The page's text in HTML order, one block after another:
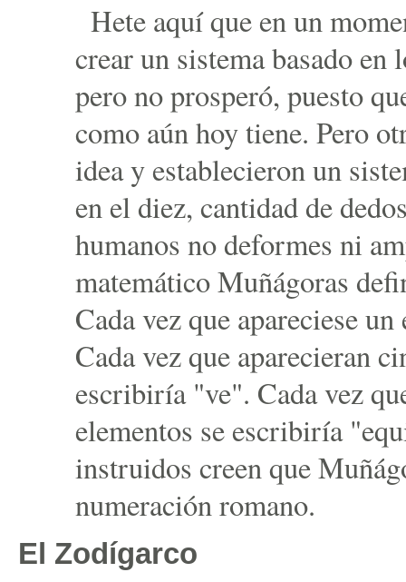
Hete aquí que en un
crear un sistema basado en
pero no prosperó, puesto
como aún hoy tiene. Pero
idea y establecieron un
en el diez, cantidad de
humanos no deformes ni
matemático Muñágoras
Cada vez que apareciese
Cada vez que aparecieran
escribiría "ve". Cada vez
elementos se escribiría
instruidos creen que
numeración romano.
El Zodígarco